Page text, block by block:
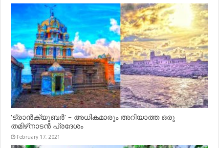
‘ട്രാൻക്യുബർ’ – അധികമാരും അറിയാത്ത ഒരു
തമിഴ്‌നാടൻ പ്രദേശം
February 17, 2021